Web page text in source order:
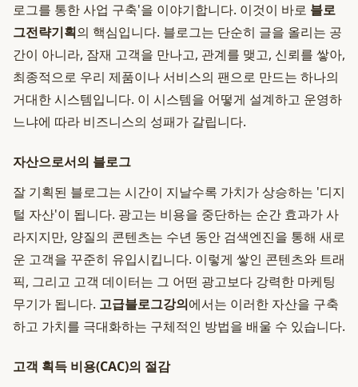
로그를 통한 사업 구축'을 이야기합니다. 이것이 바로 블로
그전략기획의 핵심입니다. 블로그는 단순히 글을 올리는 공
간이 아니라, 잠재 고객을 만나고, 관계를 맺고, 신뢰를 쌓아,
최종적으로 우리 제품이나 서비스의 팬으로 만드는 하나의
거대한 시스템입니다. 이 시스템을 어떻게 설계하고 운영하
느냐에 따라 비즈니스의 성패가 갈립니다.
자산으로서의 블로그
잘 기획된 블로그는 시간이 지날수록 가치가 상승하는 '디지
털 자산'이 됩니다. 광고는 비용을 중단하는 순간 효과가 사
라지지만, 양질의 콘텐츠는 수년 동안 검색엔진을 통해 새로
운 고객을 꾸준히 유입시킵니다. 이렇게 쌓인 콘텐츠와 트래
픽, 그리고 고객 데이터는 그 어떤 광고보다 강력한 마케팅
무기가 됩니다. 고급블로그강의에서는 이러한 자산을 구축
하고 가치를 극대화하는 구체적인 방법을 배울 수 있습니다.
고객 획득 비용(CAC)의 절감